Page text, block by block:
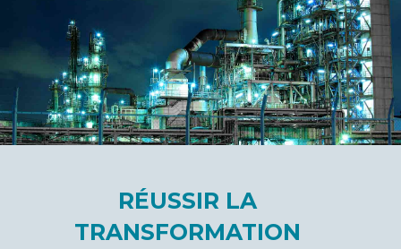
RÉUSSIR LA
TRANSFORMATION